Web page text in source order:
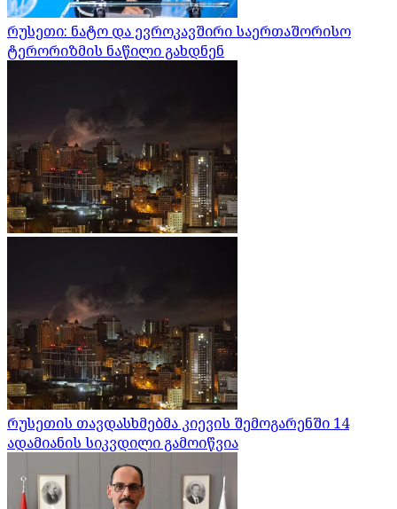
რუსეთი: ნატო და ევროკავშირი საერთაშორისო
ტერორიზმის ნაწილი გახდნენ
რუსეთის თავდასხმებმა კიევის შემოგარენში 14
ადამიანის სიკვდილი გამოიწვია